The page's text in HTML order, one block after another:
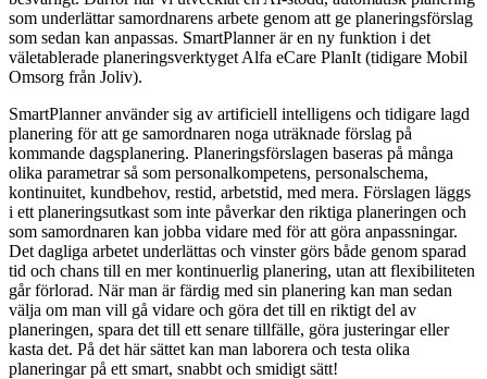
som underlättar samordnarens arbete genom att ge planeringsförslag
som sedan kan anpassas. SmartPlanner är en ny funktion i det
väletablerade planeringsverktyget Alfa eCare PlanIt (tidigare Mobil
Omsorg från Joliv).
SmartPlanner använder sig av artificiell intelligens och tidigare lagd
planering för att ge samordnaren noga uträknade förslag på
kommande dagsplanering. Planeringsförslagen baseras på många
olika parametrar så som personalkompetens, personalschema,
kontinuitet, kundbehov, restid, arbetstid, med mera. Förslagen läggs
i ett planeringsutkast som inte påverkar den riktiga planeringen och
som samordnaren kan jobba vidare med för att göra anpassningar.
Det dagliga arbetet underlättas och vinster görs både genom sparad
tid och chans till en mer kontinuerlig planering, utan att flexibiliteten
går förlorad. När man är färdig med sin planering kan man sedan
välja om man vill gå vidare och göra det till en riktigt del av
planeringen, spara det till ett senare tillfälle, göra justeringar eller
kasta det. På det här sättet kan man laborera och testa olika
planeringar på ett smart, snabbt och smidigt sätt!